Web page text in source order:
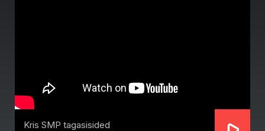
Kris SMP tagasisided